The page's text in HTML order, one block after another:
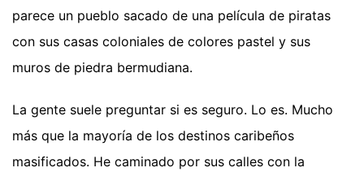
parece un pueblo sacado de una película de piratas
con sus casas coloniales de colores pastel y sus
muros de piedra bermudiana.
La gente suele preguntar si es seguro. Lo es. Mucho
más que la mayoría de los destinos caribeños
masificados. He caminado por sus calles con la